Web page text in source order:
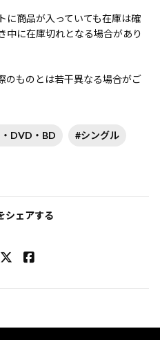
商品が入っていても在庫は確
中に在庫切れとなる場合があり
のものとは若干異なる場合がご
DVD・BD #シングル
シェアする